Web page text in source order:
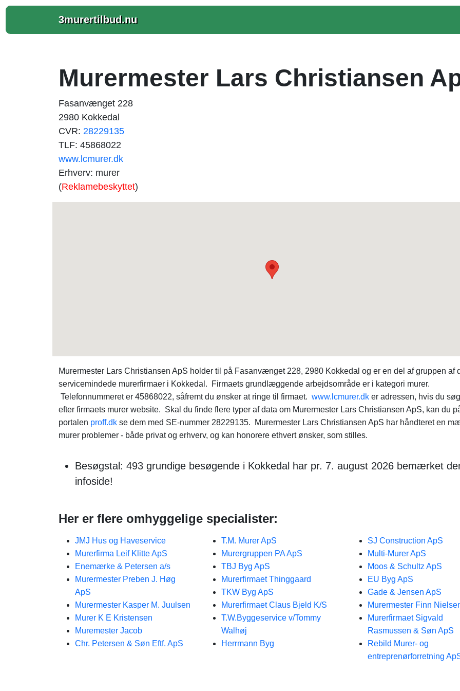
3murertilbud.nu
Murermester Lars Christiansen
Fasanvænget 228
2980 Kokkedal
CVR: 28229135
TLF: 45868022
www.lcmurer.dk
Erhverv: murer
(Reklamebeskyttet)
Murermester Lars Christiansen ApS holder til på Fasanvænget 228, 2980 Kokkedal og er en del af gruppen af
servicemindede murerfirmaer i Kokkedal. Firmaets grundlæggende arbejdsområde er i kategori murer.
Telefonnummeret er 45868022, såfremt du ønsker at ringe til firmaet. www.lcmurer.dk er adressen, hvis du
efter firmaets murer website. Skal du finde flere typer af data om Murermester Lars Christiansen ApS, kan du
portalen proff.dk se dem med SE-nummer 28229135. Murermester Lars Christiansen ApS har håndteret en
murer problemer - både privat og erhverv, og kan honorere ethvert ønsker, som stilles.
Besøgstal: 493 grundige besøgende i Kokkedal har pr. 7. august 2026 bemærket
infoside!
Her er flere omhyggelige specialister:
JMJ Hus og Haveservice
Murerfirma Leif Klitte ApS
Enemærke & Petersen a/s
Murermester Preben J. Høg
ApS
Murermester Kasper M. Juulsen
Murer K E Kristensen
Muremester Jacob
Chr. Petersen & Søn Eftf. ApS
T.M. Murer ApS
Murergruppen PA ApS
TBJ Byg ApS
Murerfirmaet Thinggaard
TKW Byg ApS
Murerfirmaet Claus Bjeld K/S
T.W.Byggeservice v/Tommy
Walhøj
Herrmann Byg
SJ Construction ApS
Multi-Murer ApS
Moos & Schultz ApS
EU Byg ApS
Gade & Jensen ApS
Murermester Finn
Murerfirmaet Sigvald
Rasmussen & Søn ApS
Rebild Murer- og
entreprenørforretning